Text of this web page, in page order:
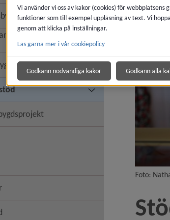
för Umeås
Undermeny för Pågående
Undermeny för Sök
Foto:
Vi använder vi oss av kakor (cookies) för
funktioner som till exempel uppläsning av text. Vi
genom att klicka på inställningar.
Läs gärna mer i vår cookiepolicy
Godkänn nödvändiga kakor Godkänn alla